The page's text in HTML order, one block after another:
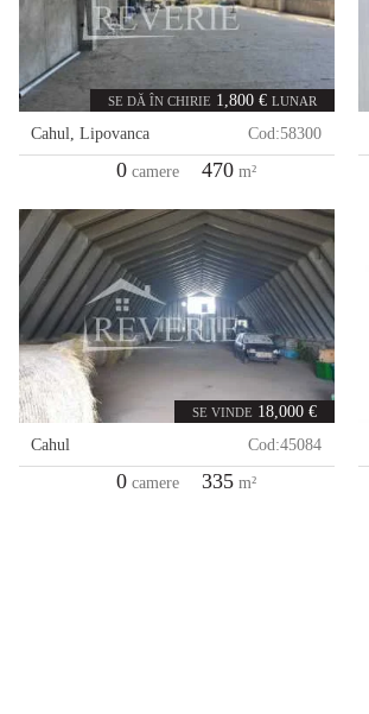
SE DĂ ÎN CHIRIE 1,800 € LUNAR
Cahul,Lipovanca Cod:58300
0camere 470m²
SE VINDE 18,000 €
Cahul
Cod:45084
0camere 335m²